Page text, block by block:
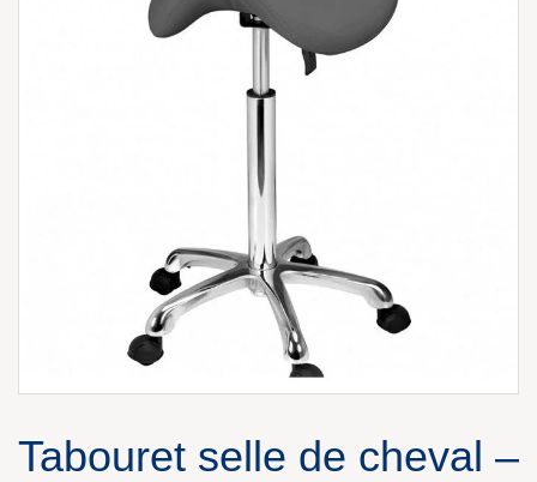
Tabouret selle de cheval –